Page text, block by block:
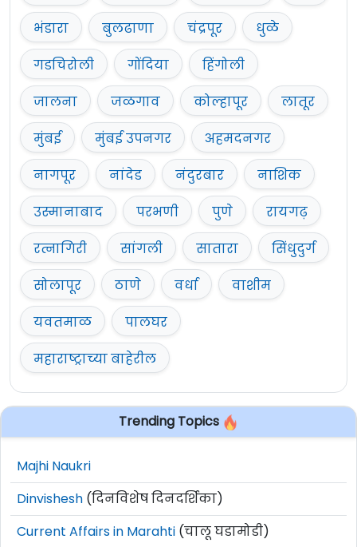
भंडारा
बुलढाणा चंद्रपूर
धुळे
गडचिरोली
गोंदिया
हिंगोली
जालना
जळगाव कोल्हापूर
लातूर
मुंबई
मुंबई उपनगर
अहमदनगर
नागपूर
नांदेड नंदुरबार
नाशिक
उस्मानाबाद
परभणी पुणे
रायगढ़
रत्नागिरी
सांगली सातारा
सिंधुदुर्ग
सोलापूर
ठाणे वर्धा
वाशीम
यवतमाळ
पालघर
महाराष्ट्राच्या बाहेरील
Trending Topics
Majhi Naukri
Dinvishesh (दिनविशेष दिनदर्शिका)
Current Affairs in Marahti (चालू घडामोडी)